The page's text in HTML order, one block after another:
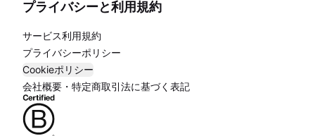
プライバシーと利用規約
サービス利用規約
プライバシーポリシー
Cookieポリシー
会社概要・特定商取引法に基づく表記